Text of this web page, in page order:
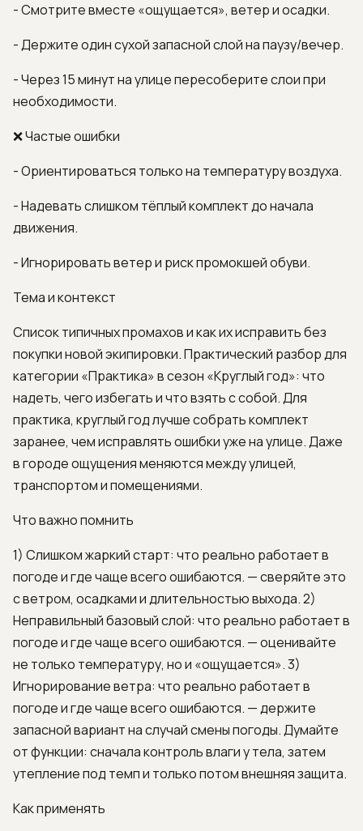
- Смотрите вместе «ощущается», ветер и осадки.
- Держите один сухой запасной слой на паузу/вечер.
- Через 15 минут на улице пересоберите слои при
необходимости.
❌ Частые ошибки
- Ориентироваться только на температуру воздуха.
- Надевать слишком тёплый комплект до начала
движения.
- Игнорировать ветер и риск промокшей обуви.
Тема и контекст
Список типичных промахов и как их исправить без
покупки новой экипировки. Практический разбор для
категории «Практика» в сезон «Круглый год»: что
надеть, чего избегать и что взять с собой. Для
практика, круглый год лучше собрать комплект
заранее, чем исправлять ошибки уже на улице. Даже
в городе ощущения меняются между улицей,
транспортом и помещениями.
Что важно помнить
1) Слишком жаркий старт: что реально работает в
погоде и где чаще всего ошибаются. — сверяйте это
с ветром, осадками и длительностью выхода. 2)
Неправильный базовый слой: что реально работает в
погоде и где чаще всего ошибаются. — оценивайте
не только температуру, но и «ощущается». 3)
Игнорирование ветра: что реально работает в
погоде и где чаще всего ошибаются. — держите
запасной вариант на случай смены погоды. Думайте
от функции: сначала контроль влаги у тела, затем
утепление под темп и только потом внешняя защита.
Как применять